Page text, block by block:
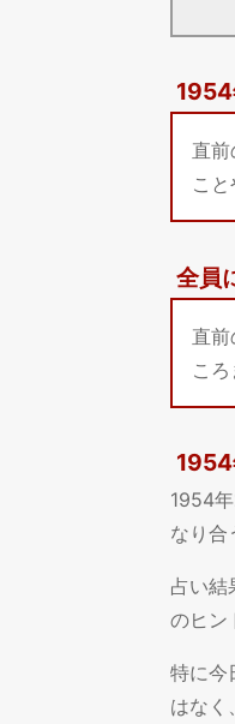
直
こ
全員
直
こ
1954
1954
なり合
占い結
のヒン
特に今
はなく